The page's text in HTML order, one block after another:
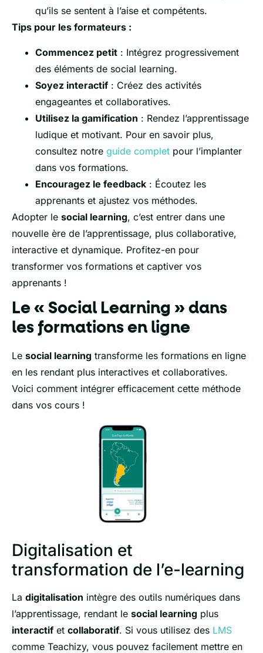
qu’ils se sentent à l’aise et compétents.
Tips pour les formateurs :
Commencez petit : Intégrez progressivement
des éléments de social learning.
Soyez interactif: Créez des activités
engageantes et collaboratives.
Utilisez la gamification : Rendez l’apprentissage
ludique et motivant. Pour en savoir plus,
consultez notre guide complet pour l’implanter
dans vos formations.
Encouragez le feedback : Écoutez les
apprenants et ajustez vos méthodes.
Adopter le social learning, c’est entrer dans une
nouvelle ère de l’apprentissage, plus collaborative,
interactive et dynamique. Profitez-en pour
transformer vos formations et captiver vos
apprenants !
Le « Social Learning » dans
les formations en ligne
Le social learning transforme les formations en ligne
en les rendant plus interactives et collaboratives.
Voici comment intégrer efficacement cette méthode
dans vos cours !
Digitalisation et
transformation de l’e-learning
La digitalisation intègre des outils numériques dans
l’apprentissage, rendant le social learning plus
interactifet collaboratif. Si vous utilisez des LMS
comme Teachizy, vous pouvez facilement mettre en